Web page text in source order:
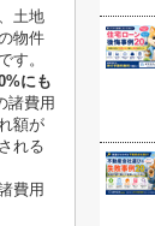
土地
物件
す。
にも
諸費用
額が
れる
費用